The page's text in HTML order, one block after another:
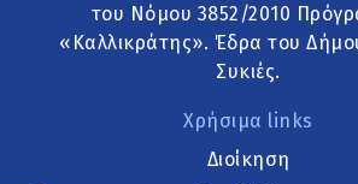
του Νόμου 3852/2010
«Καλλικράτης». Έδρα του Δήμου
Συκιές.
Χρήσιμα links
Διοίκηση